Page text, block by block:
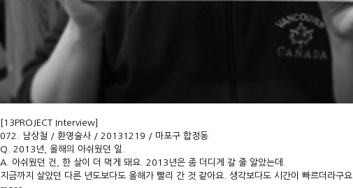
[13PROJECT Interview]
072. 남상철 / 환영술사 / 20131219 / 마포구 합정동
Q. 2013년, 올해의 아쉬웠던 일.
A. 아쉬웠던 건, 한 살이 더 먹게 돼요. 2013년은 좀 더디게 갈 줄 알았는데.
지금까지 살았던 다른 년도보다도 올해가 빨리 간 것 같아요. 생각보다도 시간이 빠르더라구요.